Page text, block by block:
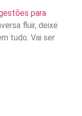
para
fluir, deixe
tudo. Vai ser